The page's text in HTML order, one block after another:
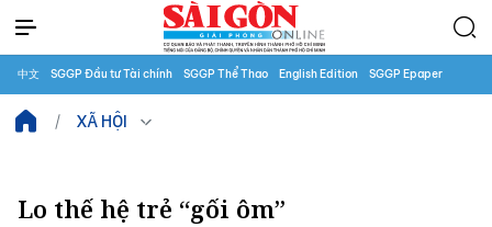
中文 SGGP Đầu tư Tài chính SGGP Thể Thao English Edition SGGP Epaper
XÃ HỘI
Lo thế hệ trẻ “gối ôm”